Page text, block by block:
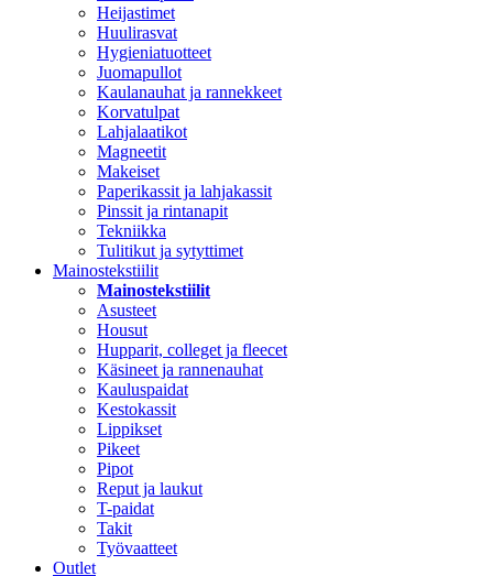
Heijastimet
Huulirasvat
Hygieniatuotteet
Juomapullot
Kaulanauhat ja rannekkeet
Korvatulpat
Lahjalaatikot
Magneetit
Makeiset
Paperikassit ja lahjakassit
Pinssit ja rintanapit
Tekniikka
Tulitikut ja sytyttimet
Mainostekstiilit
Mainostekstiilit
Asusteet
Housut
Hupparit, colleget ja fleecet
Käsineet ja rannenauhat
Kauluspaidat
Kestokassit
Lippikset
Pikeet
Pipot
Reput ja laukut
T-paidat
Takit
Työvaatteet
Outlet